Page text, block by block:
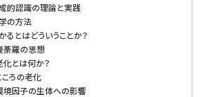
的認識の理論と実践
の方法
るとはどういうことか？
荼羅の思想
とは何か？
ろの老化
境因子の生体への影響